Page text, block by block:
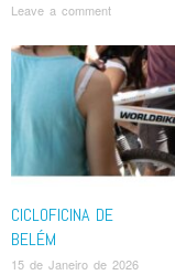
Leave a comment
CICLOFICINA DE
BELÉM
15 de Janeiro de 2026